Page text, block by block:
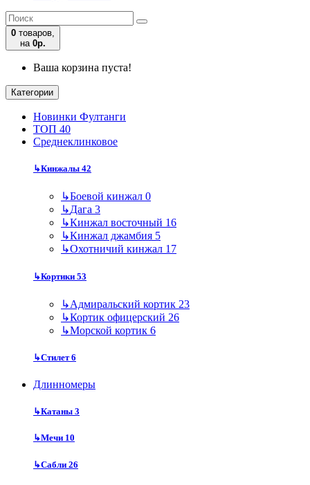
0 товаров,
на 0р.
Ваша корзина пуста!
Категории
Новинки Фултанги
ТОП 40
Среднеклинковое
↳Кинжалы 42
↳Боевой кинжал 0
↳Дага 3
↳Кинжал восточный 16
↳Кинжал джамбия 5
↳Охотничий кинжал 17
↳Кортики 53
↳Адмиральский кортик 23
↳Кортик офицерский 26
↳Морской кортик 6
↳Стилет6
Длинномеры
↳Катаны 3
↳Мечи 10
↳Сабли 26